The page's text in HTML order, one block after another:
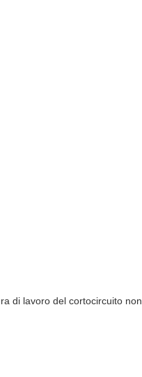
di lavoro del cortocircuito non